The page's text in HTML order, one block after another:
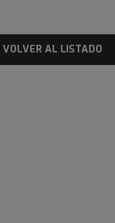
VOLVER AL LISTADO